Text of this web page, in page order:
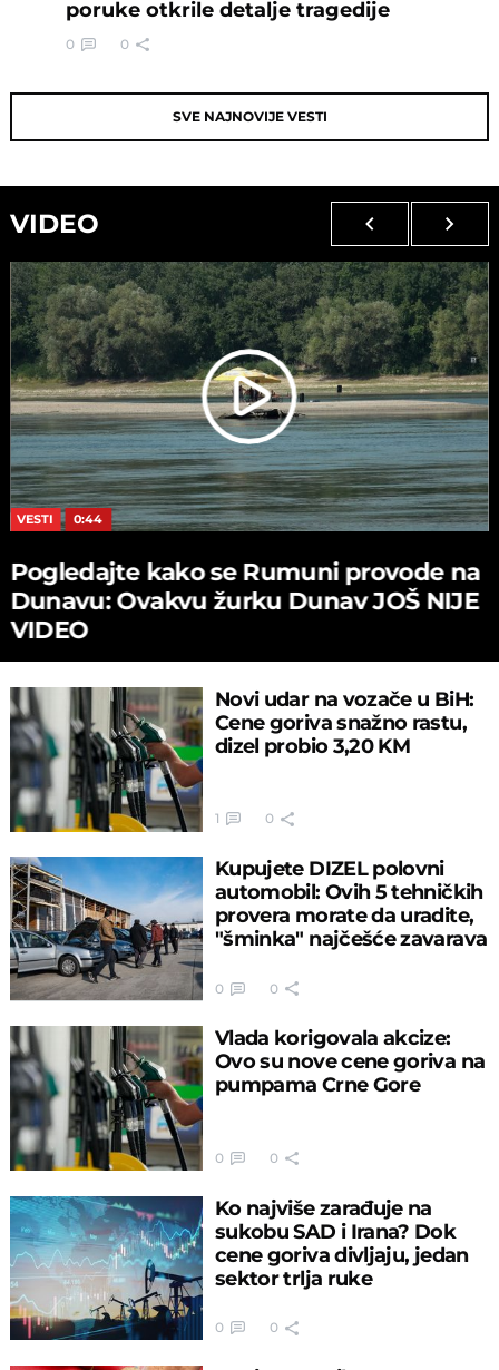
poruke otkrile detalje tragedije
0 0
SVE NAJNOVIJE VESTI
VIDEO
VESTI 0:44
Pogledajte kako se Rumuni provode na
Dunavu: Ovakvu žurku Dunav JOŠ NIJE
VIDEO
Novi udar na vozače u BiH:
Cene goriva snažno rastu,
dizel probio 3,20 KM
1 0
Kupujete DIZEL polovni
automobil: Ovih 5 tehničkih
provera morate da uradite,
"šminka" najčešće zavarava
0 0
Vlada korigovala akcize:
Ovo su nove cene goriva na
pumpama Crne Gore
0 0
Ko najviše zarađuje na
sukobu SAD i Irana? Dok
cene goriva divljaju, jedan
sektor trlja ruke
0 0